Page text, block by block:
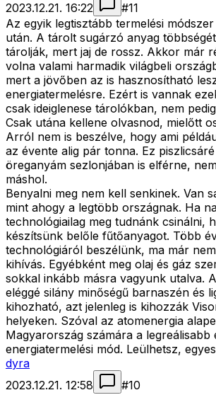
2023.12.21. 16:22
#11
Az egyik legtisztább termelési
után. A tárolt sugárzó anyag
tárolják, mert jaj de rossz. Akkor már
volna valami harmadik világbeli
mert a jövőben az is hasznosítható
energiatermelésre. Ezért is vannak
csak ideiglenese tárolókban, nem
Csak utána kellene olvasnod, mielőtt
Arról nem is beszélve, hogy ami
az évente alig pár tonna. Ez
öreganyám sezlonjában is elférne,
máshol.
Benyalni meg nem kell senkinek. Van
mint ahogy a legtöbb országnak. Ha
technológiailag meg tudnánk csinálni,
készítsünk belőle fűtőanyagot. Több
technológiáról beszélünk, ma már
kihívás. Egyébként meg olaj és gáz
sokkal inkább másra vagyunk utalva.
eléggé silány minőségű barnaszén és
kihozható, azt jelenleg is kihozzák
helyeken. Szóval az atomenergia
Magyarország számára a legreálisabb
energiatermelési mód. Leülhetsz,
dyra
2023.12.21. 12:58
#10